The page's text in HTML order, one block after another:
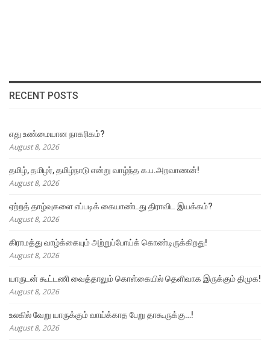
RECENT POSTS
எது உண்மையான நாகரிகம்?
August 8, 2026
தமிழ், தமிழர், தமிழ்நாடு என்று வாழ்ந்த க.ப.அறவாணன்!
August 8, 2026
ஏற்றத் தாழ்வுகளை எப்படிக் கையாண்டது திராவிட இயக்கம்?
August 8, 2026
கிராமத்து வாழ்க்கையும் அற்றுப்போய்க் கொண்டிருக்கிறது!
August 8, 2026
யாருடன் கூட்டணி வைத்தாலும் கொள்கையில் தெளிவாக இருக்கும் திமுக!
August 8, 2026
உலகில் வேறு யாருக்கும் வாய்க்காத பேறு தாகூருக்கு…!
August 8, 2026